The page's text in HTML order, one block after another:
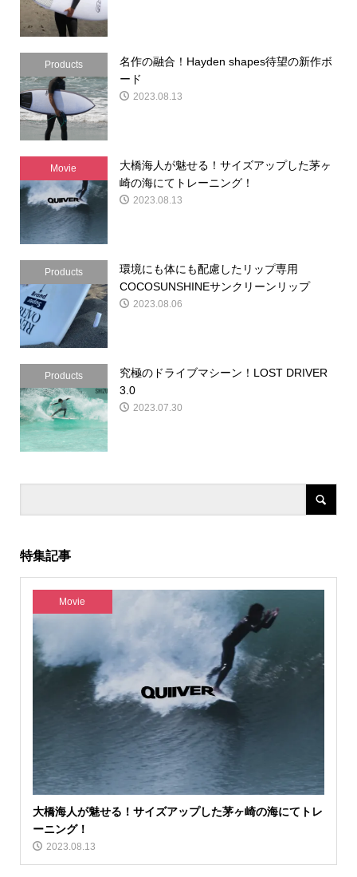
Products
名作の融合！Hayden shapes待望の新作ボ
ード
2023.08.13
Movie
大橋海人が魅せる！サイズアップした茅ヶ
崎の海にてトレーニング！
2023.08.13
Products
環境にも体にも配慮したリップ専用
COCOSUNSHINEサンクリーンリップ
2023.08.06
Products
究極のドライブマシーン！LOST DRIVER
3.0
2023.07.30
特集記事
Movie
大橋海人が魅せる！サイズアップした茅ヶ崎の海にてトレ
ーニング！
2023.08.13